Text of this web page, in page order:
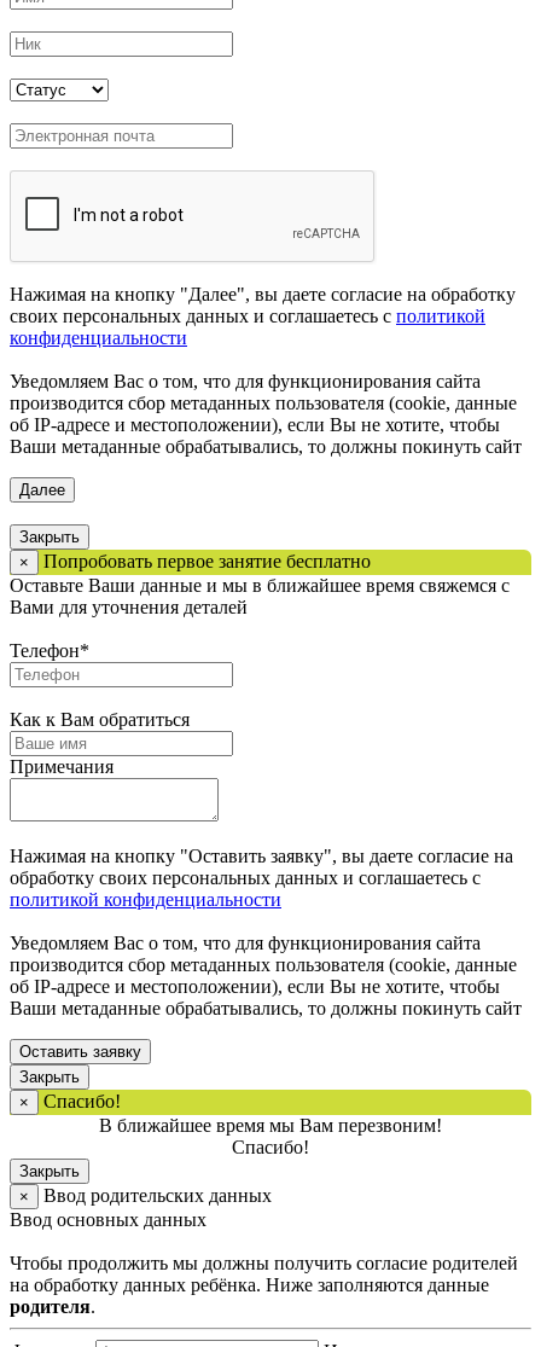
Нажимая на кнопку "Далее", вы даете согласие на обработку
своих персональных данных и соглашаетесь с политикой
конфиденциальности
Уведомляем Вас о том, что для функционирования сайта
производится сбор метаданных пользователя (cookie, данные
об IP-адресе и местоположении), если Вы не хотите, чтобы
Ваши метаданные обрабатывались, то должны покинуть сайт
Закрыть
×
Попробовать первое занятие бесплатно
Оставьте Ваши данные и мы в ближайшее время свяжемся с
Вами для уточнения деталей
Телефон*
Как к Вам обратиться
Примечания
Нажимая на кнопку "Оставить заявку", вы даете согласие на
обработку своих персональных данных и соглашаетесь с
политикой конфиденциальности
Уведомляем Вас о том, что для функционирования сайта
производится сбор метаданных пользователя (cookie, данные
об IP-адресе и местоположении), если Вы не хотите, чтобы
Ваши метаданные обрабатывались, то должны покинуть сайт
Оставить заявку
Закрыть
×
Спасибо!
В ближайшее время мы Вам перезвоним!
Спасибо!
Закрыть
×
Ввод родительских данных
Ввод основных данных
Чтобы продолжить мы должны получить согласие родителей
на обработку данных ребёнка. Ниже заполняются данные
родителя.